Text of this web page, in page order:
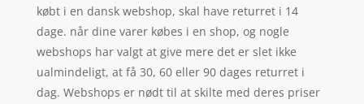
købt i en dansk webshop, skal have returret i 14
dage. når dine varer købes i en shop, og nogle
webshops har valgt at give mere det er slet ikke
ualmindeligt, at få 30, 60 eller 90 dages returret i
dag. Webshops er nødt til at skilte med deres priser